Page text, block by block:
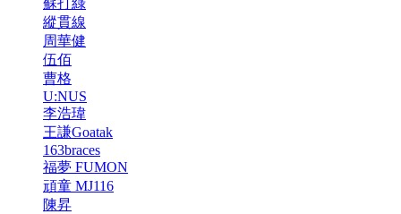
蘇打綠
縱貫線
周華健
伍佰
曹格
U:NUS
李浩瑋
王謙Goatak
163braces
福夢 FUMON
頑童 MJ116
陳昇